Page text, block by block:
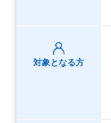
対象となる方